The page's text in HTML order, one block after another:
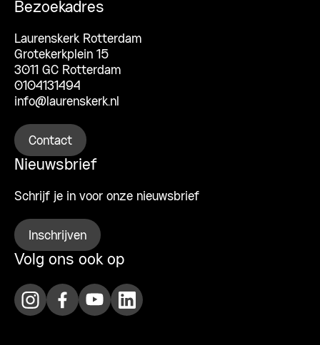
Bezoekadres
Laurenskerk Rotterdam
Grotekerkplein 15
3011 GC Rotterdam
0104131494
info@laurenskerk.nl
Contact
Nieuwsbrief
Schrijf je in voor onze nieuwsbrief
Inschrijven
Volg ons ook op